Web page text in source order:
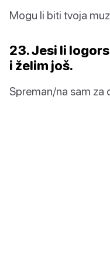
Mogu li biti tvoja
23. Jesi li
i želim još.
Spreman/na sam za